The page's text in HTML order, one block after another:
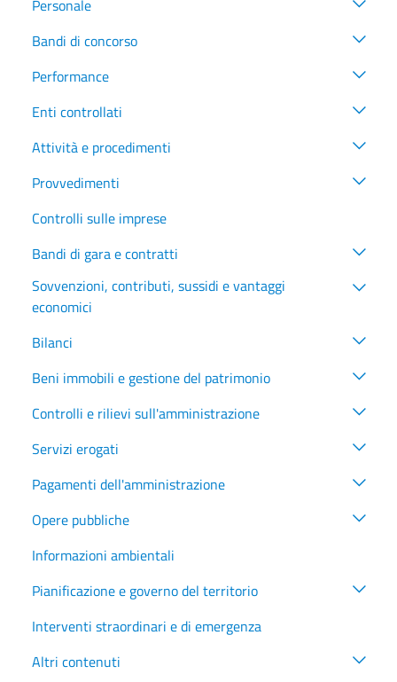
Personale
Bandi di concorso
Performance
Enti controllati
Attività e procedimenti
Provvedimenti
Controlli sulle imprese
Bandi di gara e contratti
Sovvenzioni, contributi, sussidi e vantaggi
economici
Bilanci
Beni immobili e gestione del patrimonio
Controlli e rilievi sull'amministrazione
Servizi erogati
Pagamenti dell'amministrazione
Opere pubbliche
Informazioni ambientali
Pianificazione e governo del territorio
Interventi straordinari e di emergenza
Altri contenuti